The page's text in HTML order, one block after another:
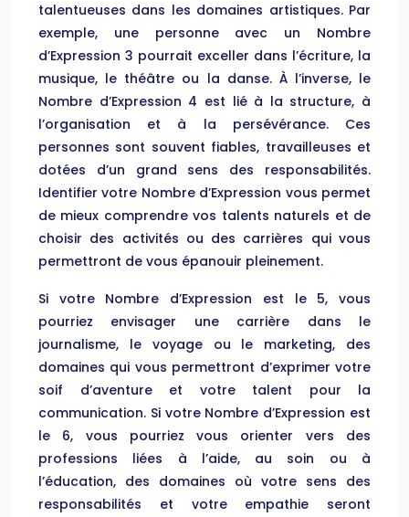
talentueuses dans les domaines artistiques. Par
exemple, une personne avec un Nombre
d’Expression 3 pourrait exceller dans l’écriture, la
musique, le théâtre ou la danse. À l’inverse, le
Nombre d’Expression 4 est lié à la structure, à
l’organisation et à la persévérance. Ces
personnes sont souvent fiables, travailleuses et
dotées d’un grand sens des responsabilités.
Identifier votre Nombre d’Expression vous permet
de mieux comprendre vos talents naturels et de
choisir des activités ou des carrières qui vous
permettront de vous épanouir pleinement.
Si votre Nombre d’Expression est le 5, vous
pourriez envisager une carrière dans le
journalisme, le voyage ou le marketing, des
domaines qui vous permettront d’exprimer votre
soif d’aventure et votre talent pour la
communication. Si votre Nombre d’Expression est
le 6, vous pourriez vous orienter vers des
professions liées à l’aide, au soin ou à
l’éducation, des domaines où votre sens des
responsabilités et votre empathie seront